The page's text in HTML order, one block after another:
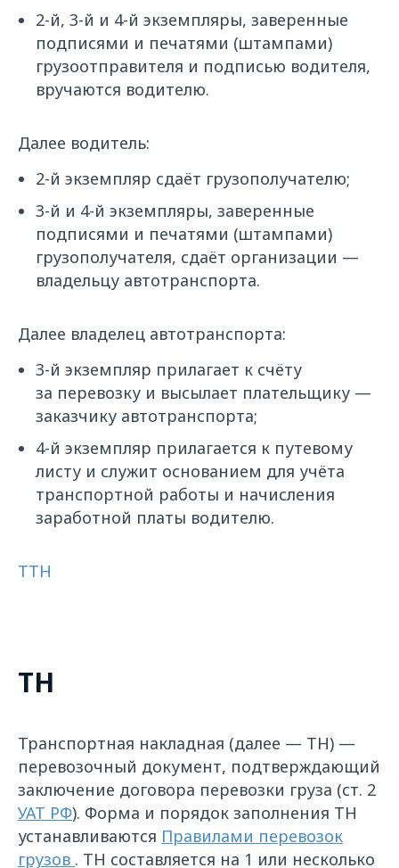
2-й, 3-й и 4-й экземпляры, заверенные
подписями и печатями (штампами)
грузоотправителя и подписью водителя,
вручаются водителю.
Далее водитель:
2-й экземпляр сдаёт грузополучателю;
3-й и 4-й экземпляры, заверенные
подписями и печатями (штампами)
грузополучателя, сдаёт организации —
владельцу автотранспорта.
Далее владелец автотранспорта:
3-й экземпляр прилагает к счёту
за перевозку и высылает плательщику —
заказчику автотранспорта;
4-й экземпляр прилагается к путевому
листу и служит основанием для учёта
транспортной работы и начисления
заработной платы водителю.
ТТН
ТН
Транспортная накладная (далее — ТН) —
перевозочный документ, подтверждающий
заключение договора перевозки груза (ст. 2
УАТ РФ). Форма и порядок заполнения ТН
устанавливаются Правилами перевозок
грузов . ТН составляется на 1 или несколько